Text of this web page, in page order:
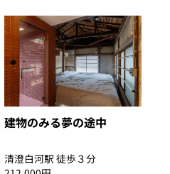
建物のみる夢の途中
清澄白河駅 徒歩３分